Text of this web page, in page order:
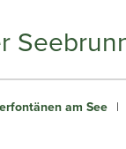
am See |